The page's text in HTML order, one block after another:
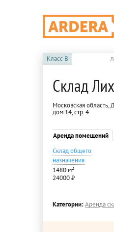
Класс B
Склад
Московская область,
дом 14, стр. 4
Аренда помещений
Склад общего
назначения
1480 м²
24000 ₽
Категории:Аренда